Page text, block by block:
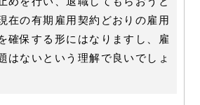
在の有期雇用契約どおりの雇用
確保する形にはなりますし、雇
はないという理解で良いでしょ